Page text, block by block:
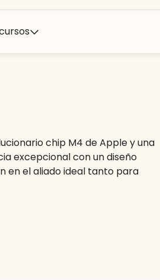
chip M4 de Apple y una
excepcional con un diseño
en el aliado ideal tanto para